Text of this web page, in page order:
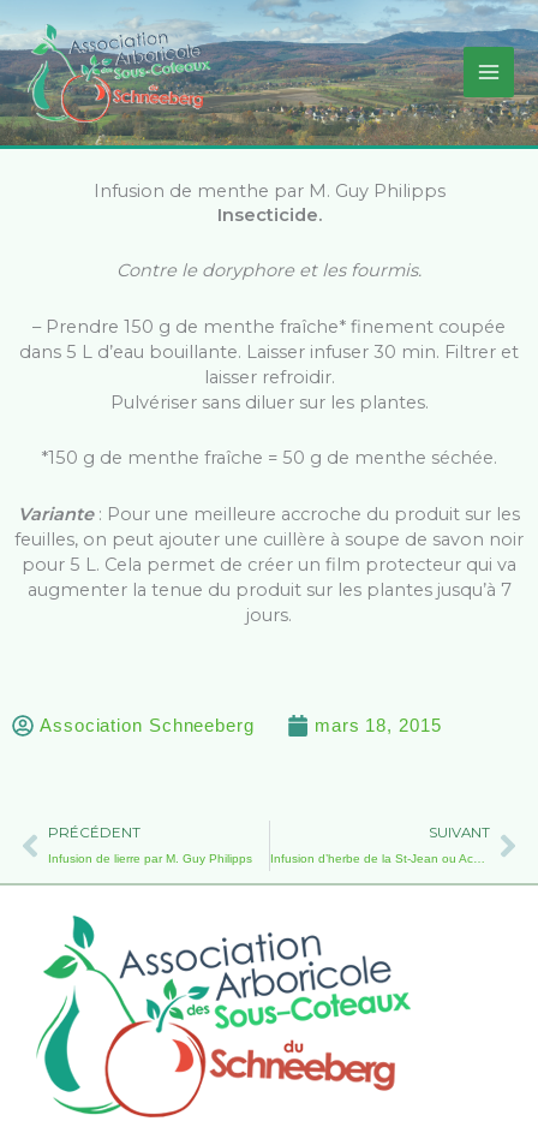
au
contenu
Infusion de menthe par M. Guy Philipps
Insecticide.
Contre le doryphore et les fourmis.
– Prendre 150 g de menthe fraîche* finement coupée
dans 5 L d’eau bouillante. Laisser infuser 30 min. Filtrer et
laisser refroidir.
Pulvériser sans diluer sur les plantes.
*150 g de menthe fraîche = 50 g de menthe séchée.
Variante : Pour une meilleure accroche du produit sur les
feuilles, on peut ajouter une cuillère à soupe de savon noir
pour 5 L. Cela permet de créer un film protecteur qui va
augmenter la tenue du produit sur les plantes jusqu’à 7
jours.
Association Schneeberg mars 18, 2015
Précédent
PRÉCÉDENT
Infusion de lierre par M. Guy Philipps
SUIVANT
Infusion d’herbe de la St-Jean ou Achillée Mille-feuille par M. Guy Philipps